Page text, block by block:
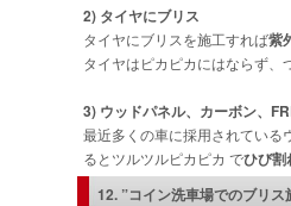
2) タイヤにブリス
タイヤにブリスを施工すれば紫
タイヤはピカピカにはならず
3) ウッドパネル、カーボン、
最近多くの車に採用されている
るとツルツルピカピカ でひび割
12. ”コイン洗車場でのブリス